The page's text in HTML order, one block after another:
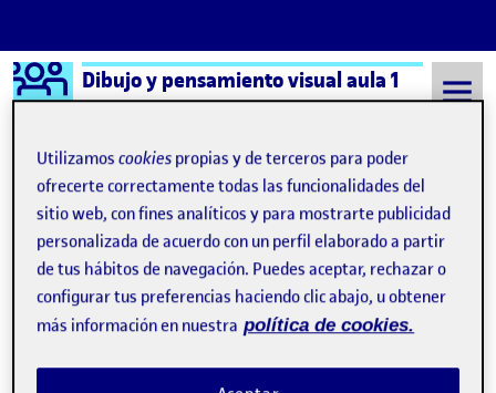
Saltar al contenido
Logo Ágora
Dibujo y pensamiento visual aula 1
Semestre 20221 - Aula 1 2 Febrero, 2023
2 Febrero, 2023
PEC 4. MOSTRAR Y TESTEAR
Publicado por
María Hernández López
Utilizamoscookies propias y de terceros para poder
ofrecerte correctamente todas las funcionalidades del
sitio web, con fines analíticos y para mostrarte publicidad
personalizada de acuerdo con un perfil elaborado a partir
de tus hábitos de navegación. Puedes aceptar, rechazar o
configurar tus preferencias haciendo clic abajo, u obtener
más información en nuestra política de cookies.